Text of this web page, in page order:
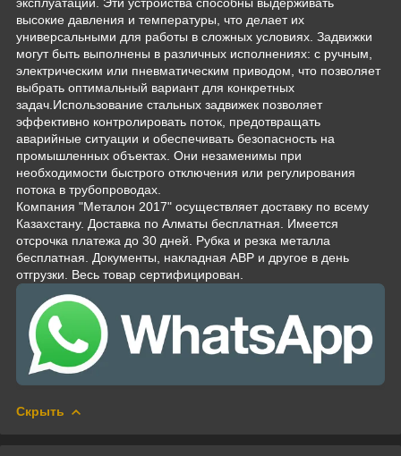
эксплуатации. Эти устройства способны выдерживать
высокие давления и температуры, что делает их
универсальными для работы в сложных условиях. Задвижки
могут быть выполнены в различных исполнениях: с ручным,
электрическим или пневматическим приводом, что позволяет
выбрать оптимальный вариант для конкретных
задач.Использование стальных задвижек позволяет
эффективно контролировать поток, предотвращать
аварийные ситуации и обеспечивать безопасность на
промышленных объектах. Они незаменимы при
необходимости быстрого отключения или регулирования
потока в трубопроводах.
Компания "Металон 2017" осуществляет доставку по всему
Казахстану. Доставка по Алматы бесплатная. Имеется
отсрочка платежа до 30 дней. Рубка и резка металла
бесплатная. Документы, накладная АВР и другое в день
отгрузки. Весь товар сертифицирован.
Скрыть